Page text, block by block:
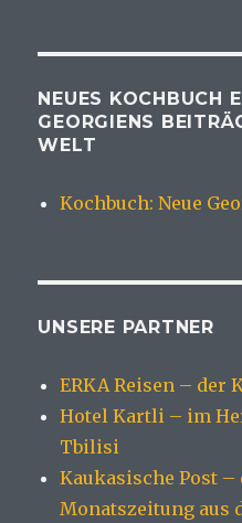
NEUES KOCHBUCH
GEORGIENS
WELT
Kochbuch: Neue
UNSERE PARTNER
ERKA Reisen – der
Hotel Kartli – im
Tbilisi
Kaukasische Post
Monatszeitung aus